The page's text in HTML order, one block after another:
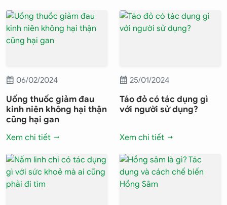
06/02/2024
Uống thuốc giảm đau
kinh niên không hại thận
cũng hại gan
Xem chi tiết
25/01/2024
Táo đỏ có tác dụng gì
với người sử dụng?
Xem chi tiết